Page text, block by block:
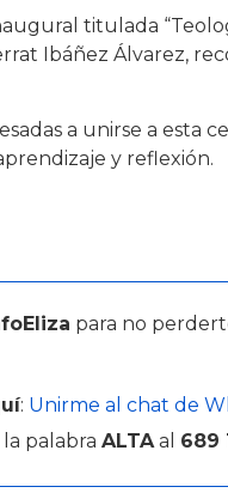
titulada
Ibáñez Álvarez,
a unirse a esta
y reflexión.
para no
: Unirme al chat de
palabra ALTAal 689